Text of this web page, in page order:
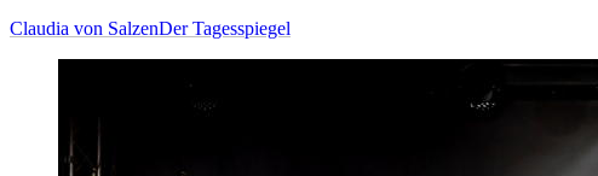
Claudia von SalzenDer Tagesspiegel